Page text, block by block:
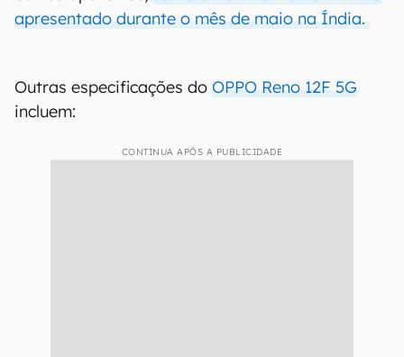
apresentado durante o mês de maio na Índia.
Outras especificações do OPPO Reno 12F 5G
incluem:
CONTINUA APÓS A PUBLICIDADE